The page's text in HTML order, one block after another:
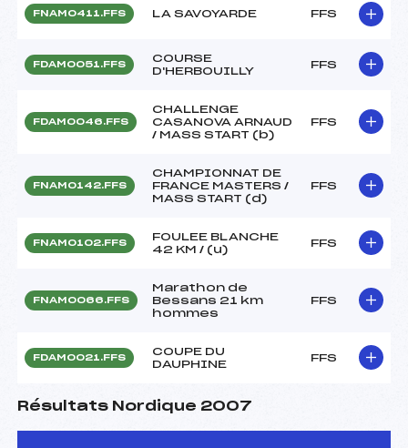
FNAM0411.FFS LA SAVOYARDE FFS
FDAM0051.FFS
COURSE
D'HERBOUILLY
FFS
FDAM0046.FFS
CHALLENGE
CASANOVA ARNAUD
/ MASS START (b)
FFS
FNAM0142.FFS
CHAMPIONNAT DE
FRANCE MASTERS /
MASS START (d)
FFS
FNAM0102.FFS
FOULEE BLANCHE
42 KM / (u)
FFS
FNAM0066.FFS
Marathon de
Bessans 21 km
hommes
FFS
FDAM0021.FFS
COUPE DU
DAUPHINE
FFS
Résultats Nordique 2007